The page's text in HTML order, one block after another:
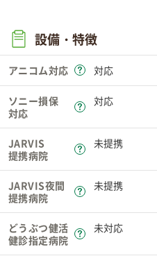
設備・特徴
アニコム対応 対応
ソニー損保
対応
対応
JARVIS
提携病院
未提携
JARVIS夜間
提携病院
未提携
どうぶつ健活
健診指定病院
未対応